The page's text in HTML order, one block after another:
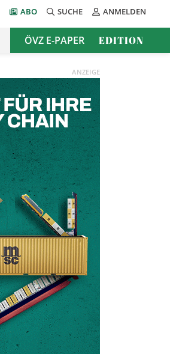
ABO SUCHE ANMELDEN
ÖVZ E-PAPER EDITION
ANZEIGE